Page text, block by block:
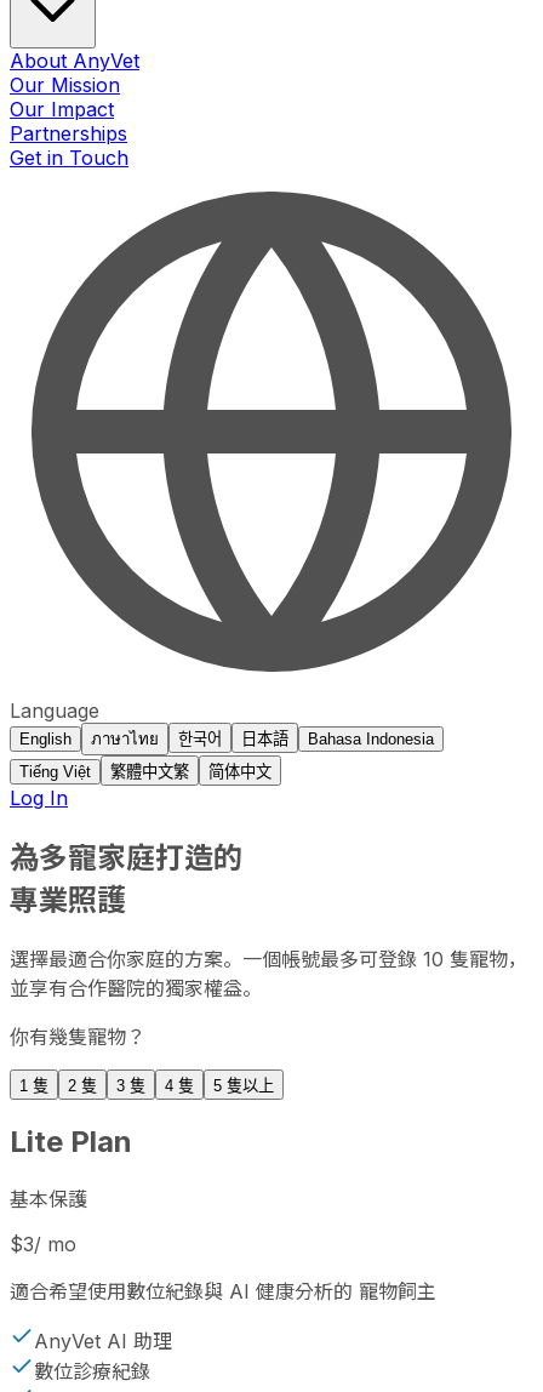
About AnyVet
Our Mission
Our Impact
Partnerships
Get in Touch
Language
English ภาษาไทย 한국어 日本語
Bahasa Indonesia
Tiếng Việt
繁體中文繁 简体中文
Log In
為多寵家庭打造的
專業照護
選擇最適合你家庭的方案。一個帳號最多可登錄 10 隻寵物，
並享有合作醫院的獨家權益。
你有幾隻寵物？
1 隻 2 隻 3 隻 4 隻 5 隻以上
Lite Plan
基本保護
$3/ mo
適合希望使用數位紀錄與 AI 健康分析的 寵物飼主
AnyVet AI 助理
數位診療紀錄